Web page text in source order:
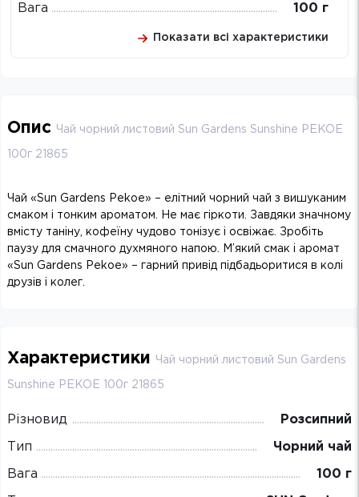
Вага 100 г
Показати всі характеристики
Опис Чай чорний листовий Sun Gardens Sunshine PEKOE
100г 21865
Чай «Sun Gardens Pekoe» – елітний чорний чай з вишуканим
смаком і тонким ароматом. Не має гіркоти. Завдяки значному
вмісту таніну, кофеїну чудово тонізує і освіжає. Зробіть
паузу для смачного духмяного напою. М’який смак і аромат
«Sun Gardens Pekoe» – гарний привід підбадьоритися в колі
друзів і колег.
Характеристики Чай чорний листовий Sun Gardens
Sunshine PEKOE 100г 21865
Різновид Розсипний
Тип Чорний чай
Вага 100 г